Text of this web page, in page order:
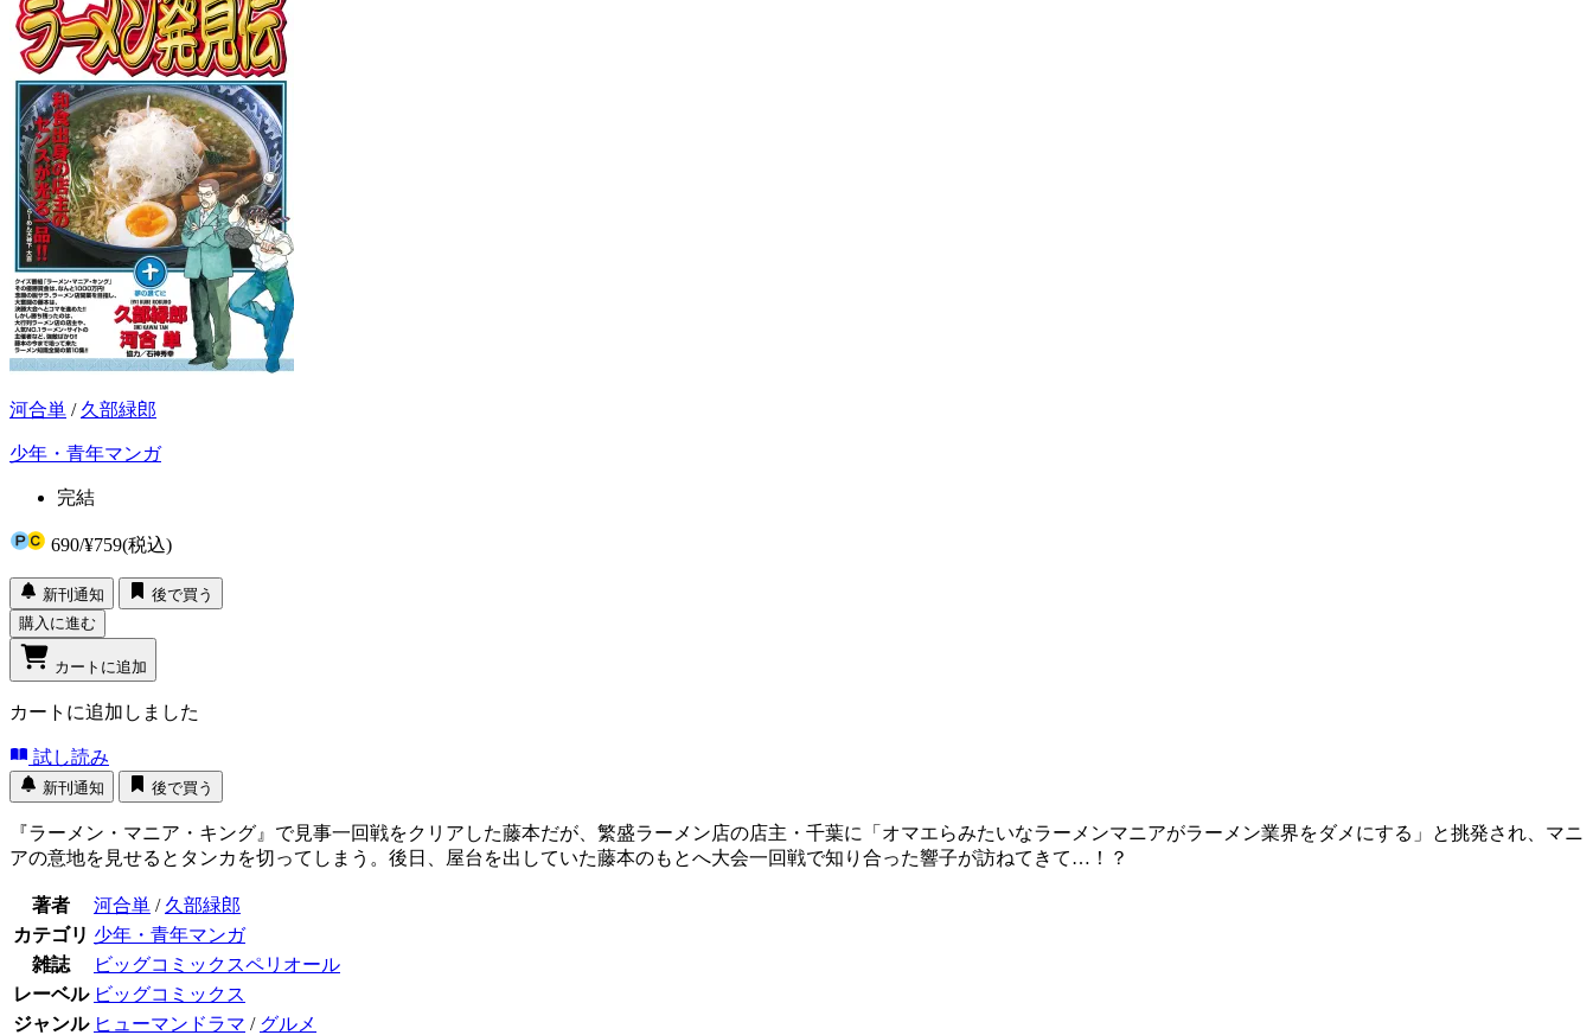
河合単 / 久部緑郎
少年・青年マンガ
完結
690/¥759(税込)
新刊通知
後で買う
購入に進む
カートに追加
カートに追加しました
試し読み
新刊通知 後で買う
『ラーメン・マニア・キング』で見事一回戦をクリアした藤本だが、繁盛ラーメン店の店主・千葉に「オマエらみたいなラーメンマニアがラーメン業界をダメにする」と挑発され、マニ
アの意地を見せるとタンカを切ってしまう。後日、屋台を出していた藤本のもとへ大会一回戦で知り合った響子が訪ねてきて…！？
著者 河合単 / 久部緑郎
カテゴリ 少年・青年マンガ
雑誌
ビッグコミックスペリオール
レーベル ビッグコミックス
ジャンル ヒューマンドラマ / グルメ